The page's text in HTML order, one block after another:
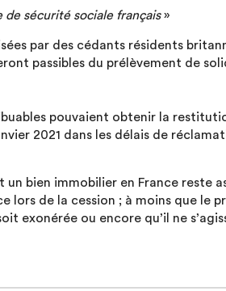
de sécurité sociale français»
par des cédants résidents
passibles du prélèvement de
pouvaient obtenir la
2021 dans les délais de
bien immobilier en France reste
lors de la cession ; à moins que le
exonérée ou encore qu’il ne